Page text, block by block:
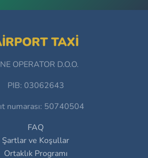
TAXI
OPERATOR D.O.O.
PIB: 03062643
numarası: 50740504
FAQ
Şartlar ve Koşullar
Ortaklık Programı